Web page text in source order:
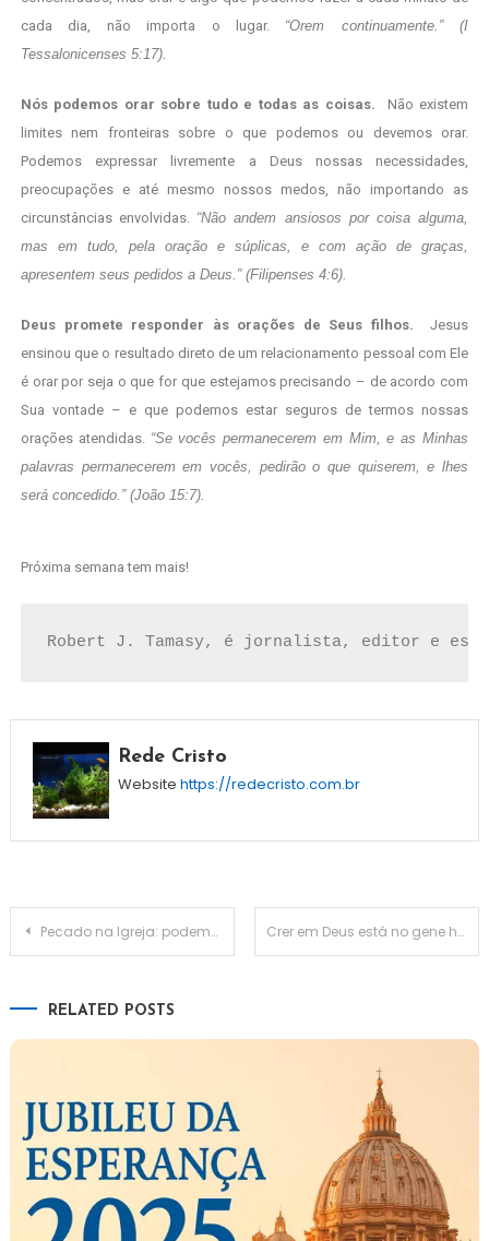
cada dia, não importa o lugar. “Orem continuamente.” (I
Tessalonicenses 5:17).
Nós podemos orar sobre tudo e todas as coisas. Não existem
limites nem fronteiras sobre o que podemos ou devemos orar.
Podemos expressar livremente a Deus nossas necessidades,
preocupações e até mesmo nossos medos, não importando as
circunstâncias envolvidas. “Não andem ansiosos por coisa alguma,
mas em tudo, pela oração e súplicas, e com ação de graças,
apresentem seus pedidos a Deus.” (Filipenses 4:6).
Deus promete responder às orações de Seus filhos.Jesus
ensinou que o resultado direto de um relacionamento pessoal com Ele
é orar por seja o que for que estejamos precisando – de acordo com
Sua vontade – e que podemos estar seguros de termos nossas
orações atendidas. “Se vocês permanecerem em Mim, e as Minhas
palavras permanecerem em vocês, pedirão o que quiserem, e lhes
será concedido.” (João 15:7).
Próxima semana tem mais!
Robert J. Tamasy, é jornalista, editor e
Rede Cristo
Website https://redecristo.com.br
Pecado na Igreja: podemos criar um espaço para as pessoas se abrirem? Crer em Deus está no gene humano
RELATED POSTS